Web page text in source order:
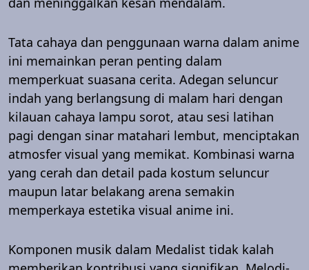
Tata cahaya dan penggunaan warna dalam anime
ini memainkan peran penting dalam
memperkuat suasana cerita. Adegan seluncur
indah yang berlangsung di malam hari dengan
kilauan cahaya lampu sorot, atau sesi latihan
pagi dengan sinar matahari lembut, menciptakan
atmosfer visual yang memikat. Kombinasi warna
yang cerah dan detail pada kostum seluncur
maupun latar belakang arena semakin
memperkaya estetika visual anime ini.
Komponen musik dalam Medalist tidak kalah